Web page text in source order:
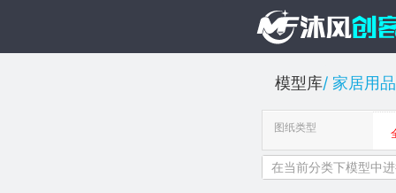
模型库 家居用品
图纸类型